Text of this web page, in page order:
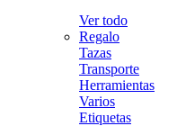
Ver todo
Regalo
Tazas
Transporte
Herramientas
Varios
Etiquetas